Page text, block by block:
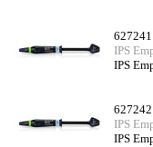
627241
IPS
IPS
627242
IPS
IPS